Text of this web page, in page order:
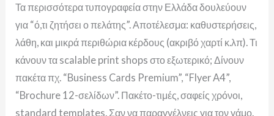
Τα περισσότερα τυπογραφεία στην Ελλάδα δουλεύουν
για “ό,τι ζητήσει ο πελάτης”. Αποτέλεσμα: καθυστερήσεις,
λάθη, και μικρά περιθώρια κέρδους (ακριβό χαρτί κ.λπ).Τι
κάνουν τα scalable print shops στο εξωτερικό; Δίνουν
πακέτα πχ. “Business Cards Premium”, “Flyer A4”,
“Brochure 12-σελίδων”. Πακέτο-τιμές, σαφείς χρόνοι,
standard templates. Σαν να παραγγέλνεις για τον γάμο.